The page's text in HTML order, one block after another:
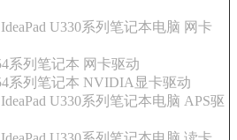
U330系列笔记本电脑 网卡
系列笔记本 网卡驱动
系列笔记本 NVIDIA显卡驱动
U330系列笔记本电脑 APS驱